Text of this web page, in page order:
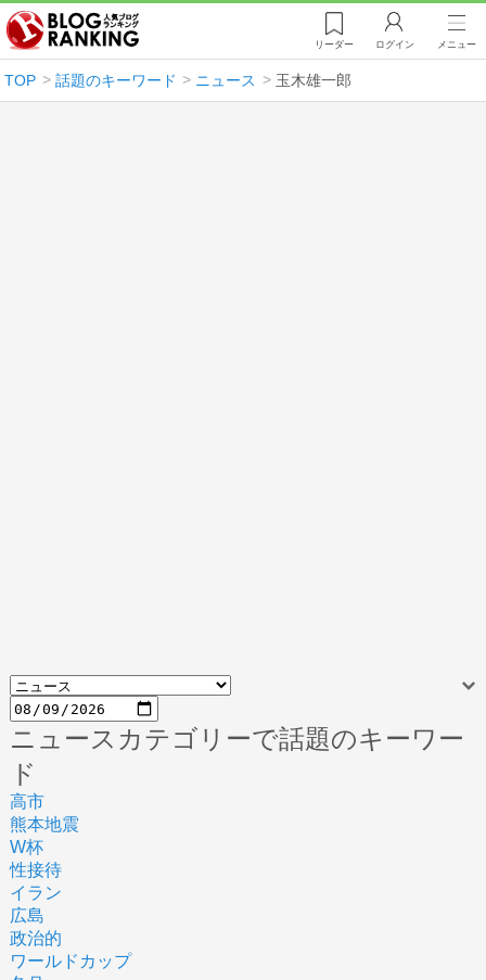
リーダー ログイン メニュー
TOP 話題のキーワード ニュース 玉木雄一郎
ニュースカテゴリーで話題のキーワー
ド
高市
熊本地震
W杯
性接待
イラン
広島
政治的
ワールドカップ